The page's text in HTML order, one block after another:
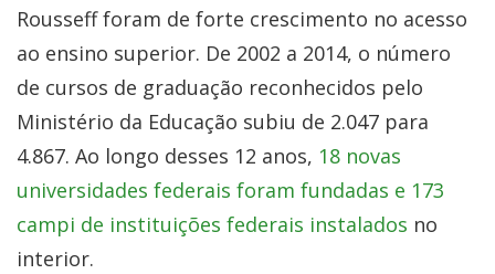
Rousseff foram de forte crescimento no acesso
ao ensino superior. De 2002 a 2014, o número
de cursos de graduação reconhecidos pelo
Ministério da Educação subiu de 2.047 para
4.867. Ao longo desses 12 anos, 18 novas
universidades federais foram fundadas e 173
campi de instituições federais instalados no
interior.